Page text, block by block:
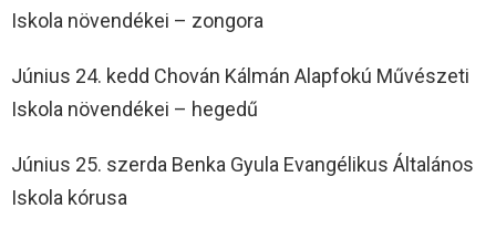
Iskola növendékei – zongora
Június 24. kedd Chován Kálmán Alapfokú Művészeti
Iskola növendékei – hegedű
Június 25. szerda Benka Gyula Evangélikus Általános
Iskola kórusa